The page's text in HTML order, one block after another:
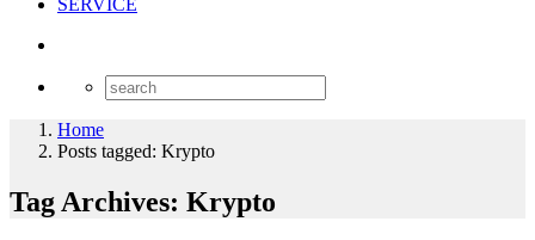
SERVICE
Home
Posts tagged: Krypto
Tag Archives: Krypto